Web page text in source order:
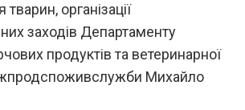
організації
заходів Департаменту
продуктів та ветеринарної
Михайло